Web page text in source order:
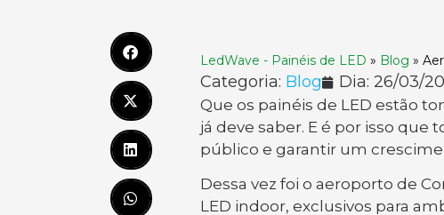
LedWave - Painéis de LED » Blog »
Categoria: Blog Dia: 26/03/
Que os painéis de LED estão
já deve saber. E é por isso
público e garantir um
Dessa vez foi o aeroporto de
LED indoor, exclusivos para